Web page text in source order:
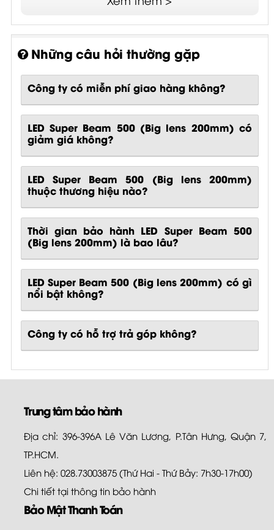
Những câu hỏi thường gặp
Công ty có miễn phí giao hàng không?
LED Super Beam 500 (Big lens 200mm) có
giảm giá không?
LED Super Beam 500 (Big lens 200mm)
thuộc thương hiệu nào?
Thời gian bảo hành LED Super Beam 500
(Big lens 200mm) là bao lâu?
LED Super Beam 500 (Big lens 200mm) có gì
nổi bật không?
Công ty có hỗ trợ trả góp không?
Trung tâm bảo hành
Địa chỉ: 396-396A Lê Văn Lương, P.Tân Hưng, Quận 7,
TP.HCM.
Liên hệ: 028.73003875 (Thứ Hai - Thứ Bảy: 7h30-17h00)
Chi tiết tại thông tin bảo hành
Bảo Mật Thanh Toán